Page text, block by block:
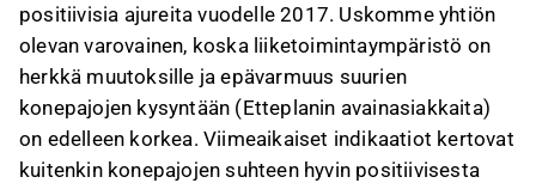
positiivisia ajureita vuodelle 2017. Uskomme yhtiön
olevan varovainen, koska liiketoimintaympäristö on
herkkä muutoksille ja epävarmuus suurien
konepajojen kysyntään (Etteplanin avainasiakkaita)
on edelleen korkea. Viimeaikaiset indikaatiot kertovat
kuitenkin konepajojen suhteen hyvin positiivisesta